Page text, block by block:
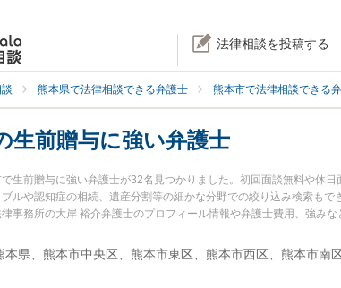
法律相談を投稿する
熊本県で法律相談できる弁護士 熊本市で法律相談できる
生前贈与に強い弁護士
生前贈与に強い弁護士が32名見つかりました。初回面談無料や休
ルや認知症の相続、遺産分割等の細かな分野での絞り込み検索も
事務所の大岸 裕介弁護士のプロフィール情報や弁護士費用、強み
』『生前贈与のトラブル解決の実績豊富な近くの弁護士を検索し
さんにおすすめです。
本県、熊本市中央区、熊本市東区、熊本市西区、熊本市南